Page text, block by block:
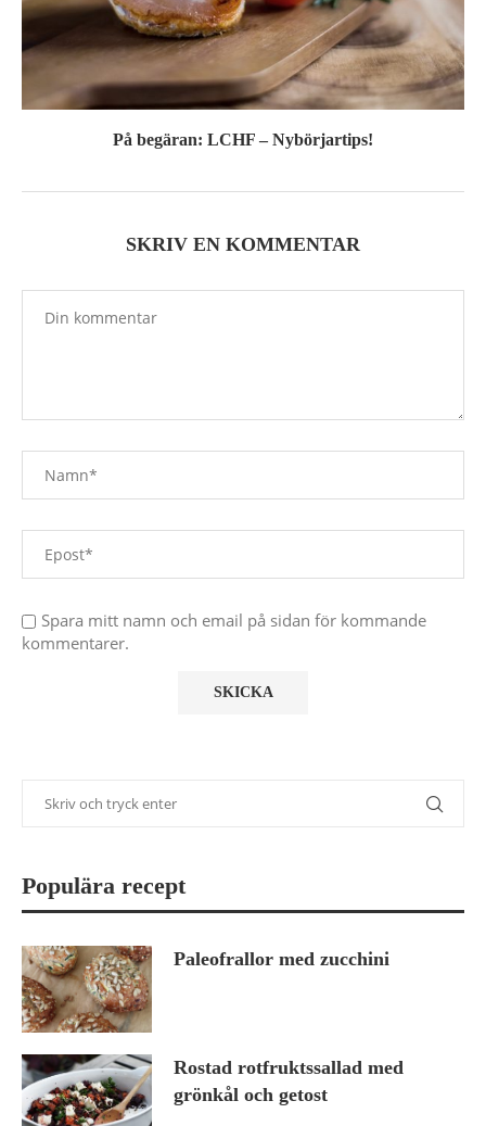
På begäran: LCHF – Nybörjartips!
SKRIV EN KOMMENTAR
Spara mitt namn och email på sidan för kommande
kommentarer.
Populära recept
Paleofrallor med zucchini
Rostad rotfruktssallad med
grönkål och getost